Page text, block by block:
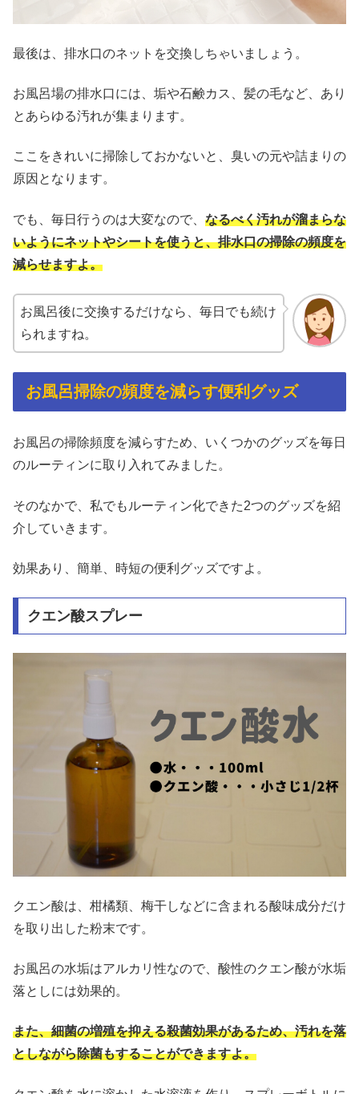
最後は、排水口のネットを交換しちゃいましょう。
お風呂場の排水口には、垢や石鹸カス、髪の毛など、あり
とあらゆる汚れが集まります。
ここをきれいに掃除しておかないと、臭いの元や詰まりの
原因となります。
でも、毎日行うのは大変なので、 なるべく汚れが溜まらな
いようにネットやシートを使うと、排水口の掃除の頻度を
減らせますよ。
お風呂後に交換するだけなら、毎日でも続け
られますね。
お風呂掃除の頻度を減らす便利グッズ
お風呂の掃除頻度を減らすため、いくつかのグッズを毎日
のルーティンに取り入れてみました。
そのなかで、私でもルーティン化できた2つのグッズを紹
介していきます。
効果あり、簡単、時短の便利グッズですよ。
クエン酸スプレー
クエン酸は、柑橘類、梅干しなどに含まれる酸味成分だけ
を取り出した粉末です。
お風呂の水垢はアルカリ性なので、酸性のクエン酸が水垢
落としには効果的。
また、細菌の増殖を抑える殺菌効果があるため、汚れを落
としながら除菌もすることができますよ。